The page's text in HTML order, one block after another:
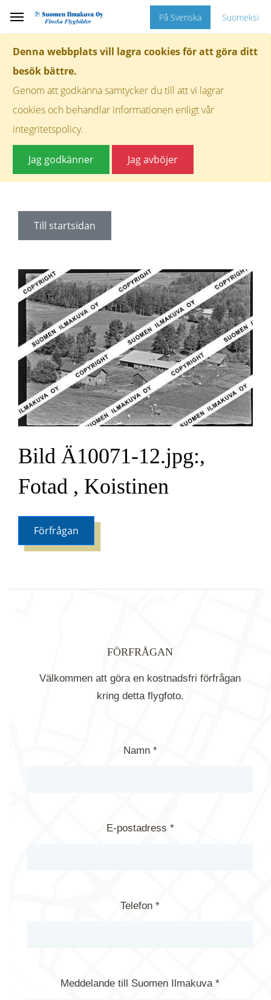
Denna webbplats vill lagra cookies för att göra ditt
besök bättre.
Genom att godkänna samtycker du till att vi lagrar
cookies och behandlar informationen enligt vår
integritetspolicy.
Jag godkänner Jag avböjer
På Svenska Suomeksi
Till startsidan
Bild Ä10071-12.jpg:,
Fotad , Koistinen
Förfrågan
FÖRFRÅGAN
Välkommen att göra en kostnadsfri förfrågan
kring detta flygfoto.
Namn *
E-postadress *
Telefon *
Meddelande till Suomen Ilmakuva *